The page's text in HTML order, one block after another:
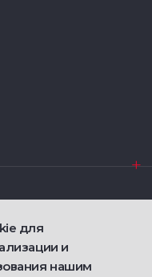
для
и
нашим